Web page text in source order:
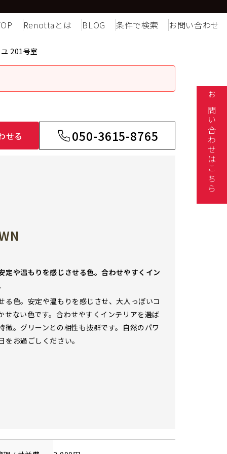
Renottaとは BLOG 条件で検索 お問い合わせ
201号室
せる 050-3615-8765
定や温もりを感じさせる色。合わせやすくイン
る色。安定や温もりを感じさせ、大人っぽいコ
せない色です。合わせやすくインテリアを選ば
徴。グリーンとの相性も抜群です。自然のパワ
をお過ごしください。
お問い合わせはこちら